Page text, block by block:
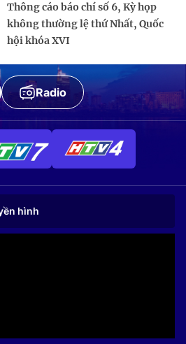
Thông cáo báo chí số 6, Kỳ họp
không thường lệ thứ Nhất, Quốc
hội khóa XVI
Radio
hình